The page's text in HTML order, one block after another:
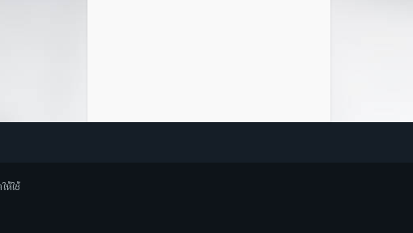
ใช้